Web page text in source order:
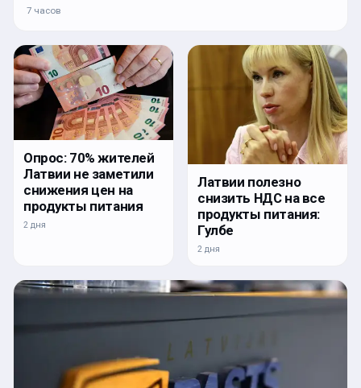
7 часов
Опрос: 70% жителей
Латвии не заметили
снижения цен на
продукты питания
2 дня
Латвии полезно
снизить НДС на все
продукты питания:
Гулбе
2 дня